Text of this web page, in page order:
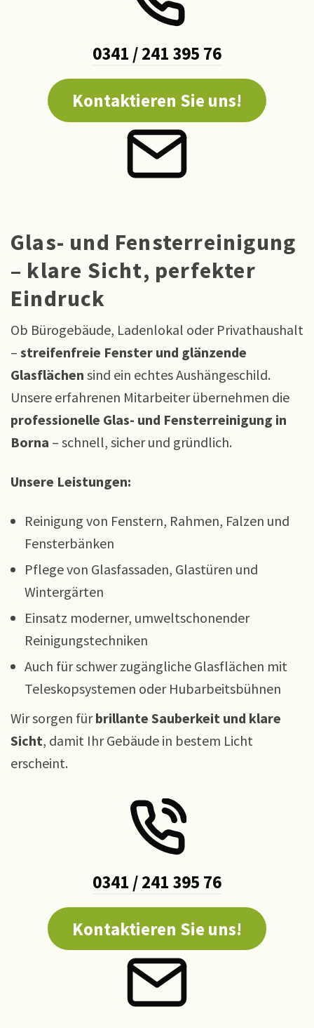
0341 / 241 395 76
Kontaktieren Sie uns!
Glas- und Fensterreinigung
– klare Sicht, perfekter
Eindruck
Ob Bürogebäude, Ladenlokal oder Privathaushalt
– streifenfreie Fenster und glänzende
Glasflächen sind ein echtes Aushängeschild.
Unsere erfahrenen Mitarbeiter übernehmen die
professionelle Glas- und Fensterreinigung in
Borna – schnell, sicher und gründlich.
Unsere Leistungen:
Reinigung von Fenstern, Rahmen, Falzen und
Fensterbänken
Pflege von Glasfassaden, Glastüren und
Wintergärten
Einsatz moderner, umweltschonender
Reinigungstechniken
Auch für schwer zugängliche Glasflächen mit
Teleskopsystemen oder Hubarbeitsbühnen
Wir sorgen fürbrillante Sauberkeit und klare
Sicht, damit Ihr Gebäude in bestem Licht
erscheint.
0341 / 241 395 76
Kontaktieren Sie uns!